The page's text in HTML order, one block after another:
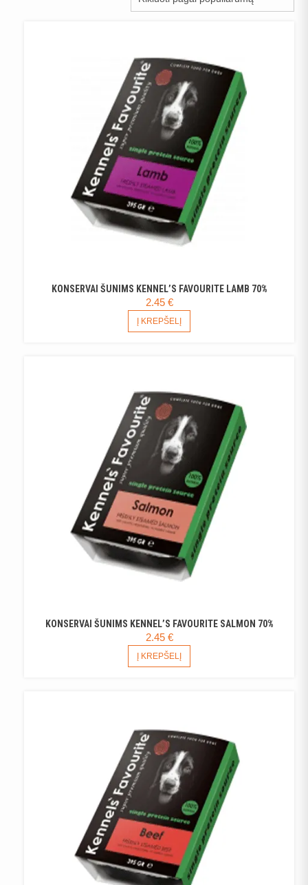
KONSERVAI ŠUNIMS KENNEL’S FAVOURITE LAMB 70%
2.45 €
Į KREPŠELĮ
KONSERVAI ŠUNIMS KENNEL’S FAVOURITE SALMON 70%
2.45 €
Į KREPŠELĮ